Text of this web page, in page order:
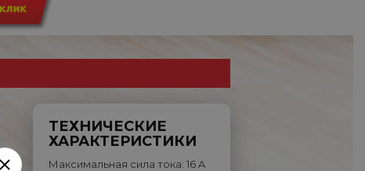
ТЕХНИЧЕСКИЕ
ХАРАКТЕРИСТИКИ
Максимальная сила тока: 16 A